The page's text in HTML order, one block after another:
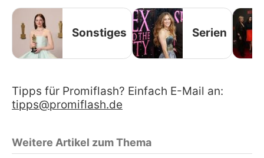
Sonstiges Serien
Tipps für Promiflash? Einfach E-Mail an:
tipps@promiflash.de
Weitere Artikel zum Thema